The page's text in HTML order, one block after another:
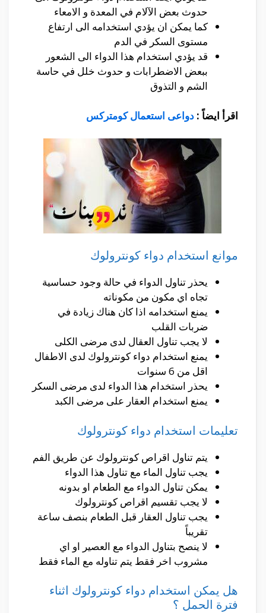
حدوث بعض الآلام في المعدة و الامعاء
كما يمكن ان يؤدي استخدامه الى ارتفاع
مستوى السكر في الدم
قد يؤدي استخدام هذا الدواء الى الشعور
ببعض الاضطرابات و حدوث خلل في حاسة
الشم و التذوق
اقرأ ايضاً : دواعى استعمال كومتركس
موانع استخدام دواء كونترولوك
يحذر تناول الدواء في حالة وجود حساسية
تجاه اي مكون من مكوناته
يمنع استخدامه اذا كان هناك زيادة في
ضربات القلب
لا يجب تناول العقال لدى مرضى الكلى
يمنع استخدام دواء كونترولوك لدى الاطفال
اقل من 6 سنوات
يحذر استخدام هذا الدواء لدى مرضى السكر
يمنع استخدام العقار على مرضى الكبد
تعليمات استخدام دواء كونترولوك
يتم تناول اقراص كونترولوك عن طريق الفم
يجب تناول الماء مع تناول هذا الدواء
يمكن تناول الدواء مع الطعام او بدونه
لا يجب تقسيم اقراص كونترولوك
يجب تناول العقار قبل الطعام بنصف ساعة
تقريباً
لا ينصح بتناول الدواء مع العصير او اي
مشروب اخر فقط يتم تناوله مع الماء فقط
هل يمكن استخدام دواء كونترولوك اثناء
فترة الحمل ؟